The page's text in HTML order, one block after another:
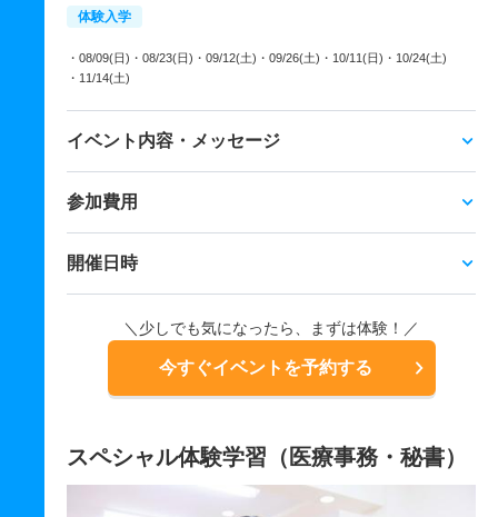
体験入学
・08/09(日) ・08/23(日) ・09/12(土) ・09/26(土) ・10/11(日) ・10/24(土)
・11/14(土)
イベント内容・メッセージ
参加費用
開催日時
＼少しでも気になったら、まずは体験！／
今すぐイベントを予約する
スペシャル体験学習（医療事務・秘書）